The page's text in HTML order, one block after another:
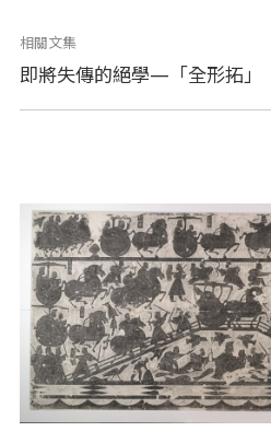
相關文集
即將失傳的絕學—「全形拓」